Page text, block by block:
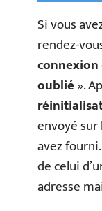
Si vous
rendez-
connexion
oublié».
envoyé
avez
de celui
adresse